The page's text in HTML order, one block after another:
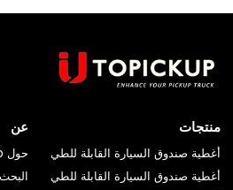
منتجات
أغطية صندوق السيارة القابلة للطي
أغطية صندوق السيارة القابلة للطي
عن
حول UTOPickup